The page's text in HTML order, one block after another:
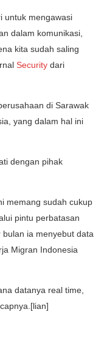
untuk mengawasi
dalam komunikasi,
kita sudah saling
Security dari
di Sarawak
yang dalam hal ini
dengan pihak
memang sudah cukup
pintu perbatasan
ia menyebut data
Migran Indonesia
datanya real time,